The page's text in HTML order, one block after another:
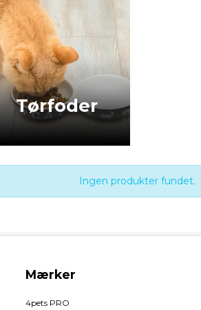
Tørfoder
Ingen produkter fundet.
Mærker
4pets PRO